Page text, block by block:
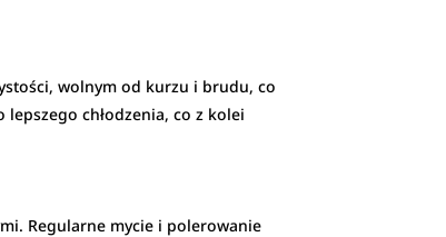
wolnym od kurzu i brudu, co
lepszego chłodzenia, co z kolei
Regularne mycie i polerowanie